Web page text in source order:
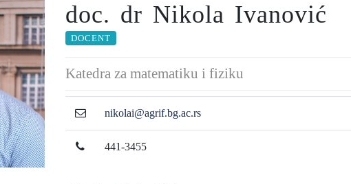
doc. dr Nikola Ivanović
DOCENT
Katedra za matematiku i fiziku
nikolai@agrif.bg.ac.rs
441-3455